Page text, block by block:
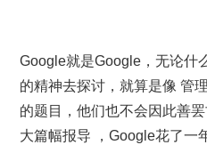
Google就是Google，无论什
的精神去探讨，就算是像 管
的题目，他们也不会因此善
大篇幅报导 ，Google花了一